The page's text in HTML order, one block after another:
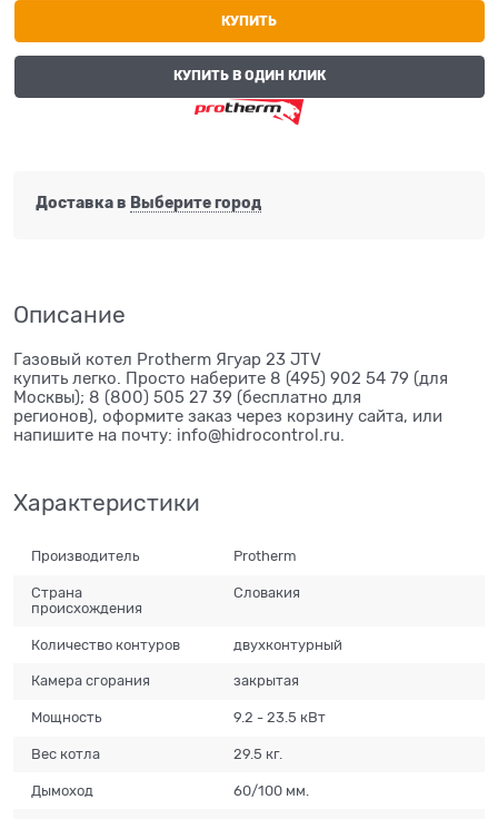
КУПИТЬ
КУПИТЬ В ОДИН КЛИК
Доставка в Выберите город
Описание
Газовый котел Protherm Ягуар 23 JTV
купить легко. Просто наберите 8 (495) 902 54 79 (для
Москвы); 8 (800) 505 27 39 (бесплатно для
регионов), оформите заказ через корзину сайта, или
напишите на почту: info@hidrocontrol.ru.
Характеристики
Производитель Protherm
Страна
происхождения
Словакия
Количество контуров двухконтурный
Камера сгорания закрытая
Мощность 9.2 - 23.5 кВт
Вес котла 29.5 кг.
Дымоход 60/100 мм.